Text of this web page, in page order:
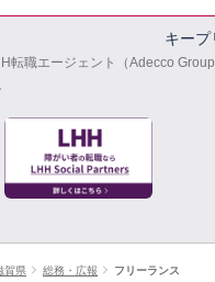
キープ
転職エージェント（Adecco
賀県 総務・広報 フリーランス